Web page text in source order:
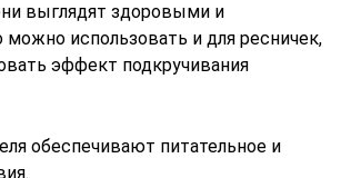
выглядят здоровыми и
использовать и для ресничек,
эффект подкручивания
обеспечивают питательное и